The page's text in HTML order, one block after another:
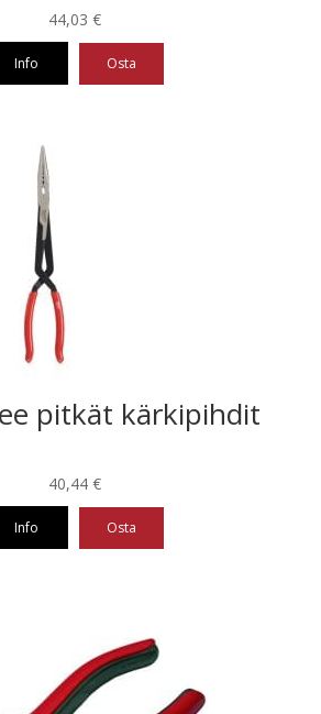
44,03 €
Info Osta
pitkät kärkipihdit
40,44 €
Info Osta